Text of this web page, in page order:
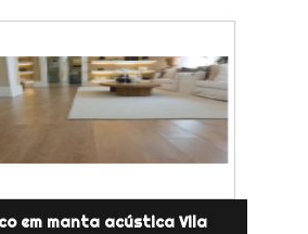
em manta acústica Vila